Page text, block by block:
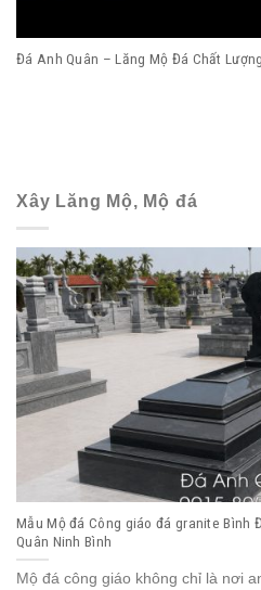
Đá Anh Quân – Lăng Mộ Đá Chất
Xây Lăng Mộ, Mộ đá
Mẫu Mộ đá Công giáo đá granite Bình
Quân Ninh Bình
Mộ đá công giáo không chỉ là nơi